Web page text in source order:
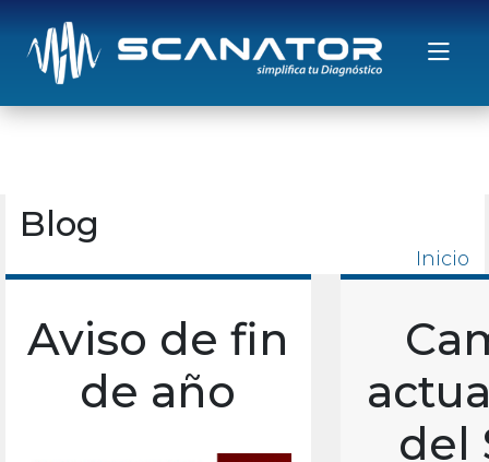
Saltar al contenido
Blog
Inicio
Aviso de fin
de año
del